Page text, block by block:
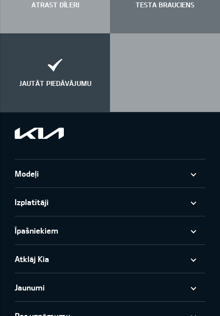
ATRAST DĪLERI TESTA BRAUCIENS
JAUTĀT PIEDĀVĀJUMU
Modeļi
Izplatītāji
Īpašniekiem
Atklāj Kia
Jaunumi